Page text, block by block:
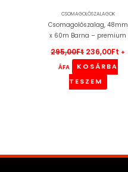
CSOMAGOLÓSZALAGOK
Csomagolószalag, 48mm
x 60m Barna – premium
295,00Ft 236,00Ft +
ÁFA
KOSÁRBA
TESZEM